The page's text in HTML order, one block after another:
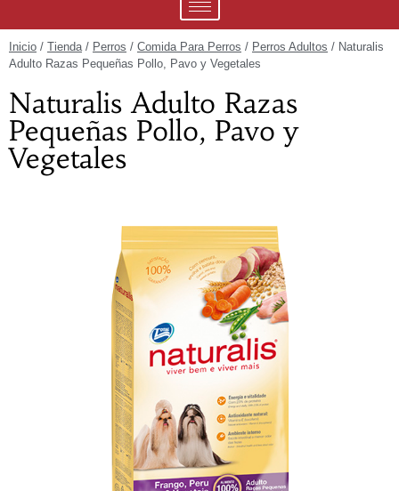
Inicio / Tienda/ Perros / Comida Para Perros / Perros Adultos / Naturalis
Adulto Razas Pequeñas Pollo, Pavo y Vegetales
Naturalis Adulto Razas
Pequeñas Pollo, Pavo y
Vegetales